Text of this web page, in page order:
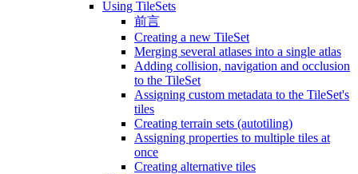
Using TileSets
前言
Creating a new TileSet
Merging several atlases into a single atlas
Adding collision, navigation and occlusion
to the TileSet
Assigning custom metadata to the TileSet's
tiles
Creating terrain sets (autotiling)
Assigning properties to multiple tiles at
once
Creating alternative tiles